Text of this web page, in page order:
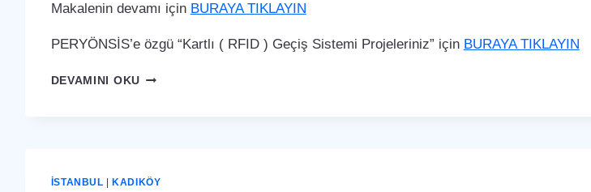
Makalenin devamı için BURAYA TIKLAYIN
PERYÖNSİS’e özgü “Kartlı ( RFID ) Geçiş Sistemi Projeleriniz” için BURAYA TIKLAYIN
DEVAMINI OKUKADIKÖY
SISTEMI
İSTANBUL KADIKÖY